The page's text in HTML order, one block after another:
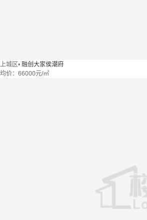
上城区• 融创大家侯潮府
均价： 66000元/㎡